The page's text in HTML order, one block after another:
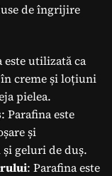
de îngrijire
este utilizată ca
creme și loțiuni
pielea.
: Parafina este
și
geluri de duș.
: Parafina este